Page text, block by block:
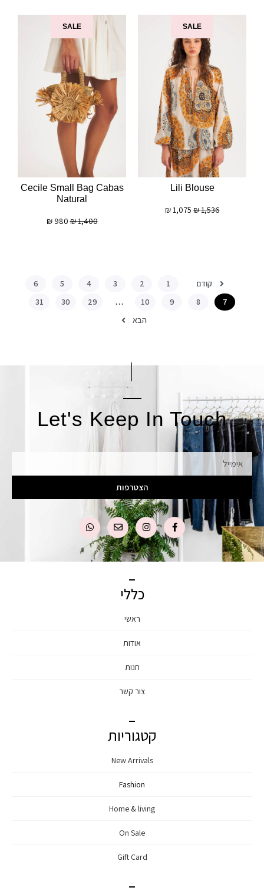
SALE
Lili Blouse
1,536
₪
1,075
₪
SALE
Cecile Small Bag Cabas
Natural
1,400
₪
980
₪
קודם 1
2
3
4
5
6
7
8
9
10
…
29
30
31
הבא
Let's Keep In Touch
אימייל
הצטרפות
כללי
ראשי
אודות
חנות
צור קשר
קטגוריות
New Arrivals
Fashion
Home & living
On Sale
Gift Card